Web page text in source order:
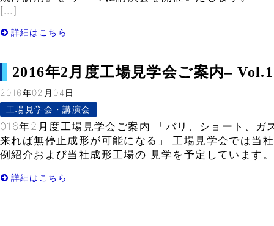
[…]
詳細はこちら
2016年2月度工場見学会ご案内–
2016年02月04日
工場見学会・講演会
016年2月度工場見学会ご案内 「バリ、ショート、
来れば無停止成形が可能になる」 工場見学会では当
例紹介および当社成形工場の 見学を予定しています
詳細はこちら